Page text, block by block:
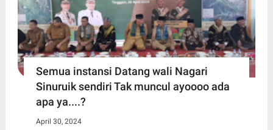
Semua instansi Datang wali Nagari
Sinuruik sendiri Tak muncul ayoooo ada
apa ya....?
April 30, 2024